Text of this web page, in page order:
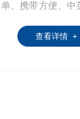
、携带方便、中
查看详情 +